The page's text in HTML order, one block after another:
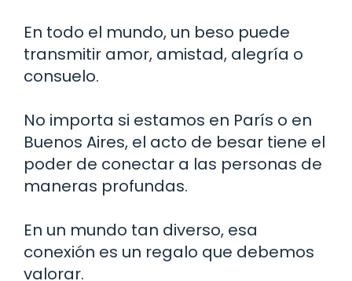
En todo el mundo, un beso puede
transmitir amor, amistad, alegría o
consuelo.
No importa si estamos en París o en
Buenos Aires, el acto de besar tiene el
poder de conectar a las personas de
maneras profundas.
En un mundo tan diverso, esa
conexión es un regalo que debemos
valorar.